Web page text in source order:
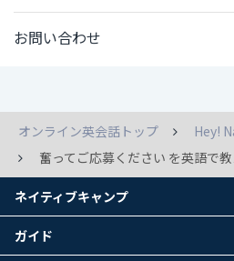
お問い合わせ
オンライン英会話トップ
Hey!
奮ってご応募ください を英語で
ネイティブキャンプ
ガイド